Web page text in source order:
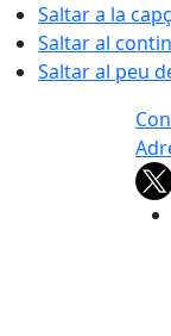
Saltar a la
Saltar al
Saltar al peu